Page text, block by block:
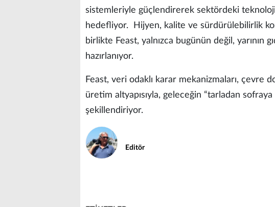
sistemleriyle güçlendirerek sektördeki
hedefliyor. Hijyen, kalite ve sürdürülebilirlik
birlikte Feast, yalnızca bugünün değil, yarının
hazırlanıyor.
Feast, veri odaklı karar mekanizmaları, çevre
üretim altyapısıyla, geleceğin “tarladan
şekillendiriyor.
Editör